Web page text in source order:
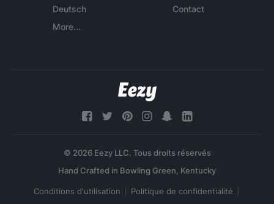
Deutsch
More...
Contact
© 2026 Eezy LLC. Tous droits réservés
Conditions d'utilisation Politique de confidentialité